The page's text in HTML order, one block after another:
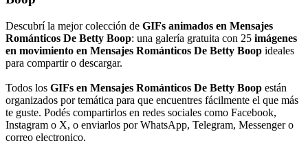
Descubrí la mejor colección de GIFs animados en Mensajes
Románticos De Betty Boop: una galería gratuita con 25 imágenes
en movimiento en Mensajes Románticos De Betty Boop ideales
para compartir o descargar.
Todos los GIFs en Mensajes Románticos De Betty Boop están
organizados por temática para que encuentres fácilmente el que más
te guste. Podés compartirlos en redes sociales como Facebook,
Instagram o X, o enviarlos por WhatsApp, Telegram, Messenger o
correo electronico.